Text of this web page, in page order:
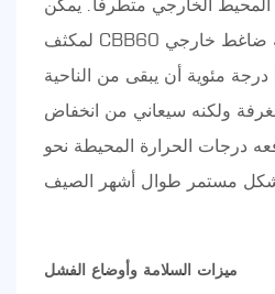
الخارجي متطرفًا. يمكن
لمكثف CBB60 المثبت في خزانة ضاغط خارجي
مصنفة فقط إلى 85 درجة مئوية أن يبقى من الناحية
ولكنه سيعاني من انخفاض
درجات الحرارة المحيطة نحو
ميزات السلامة وأوضاع الفشل